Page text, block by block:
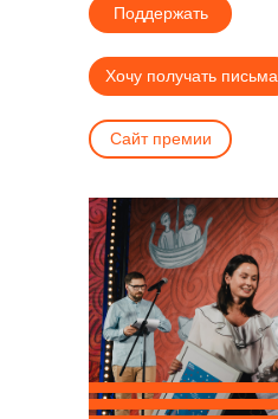
Сайт премии
Поддержать
Хочу получать письма